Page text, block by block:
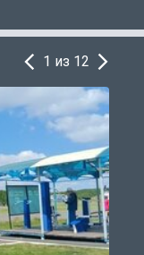
1 из 12